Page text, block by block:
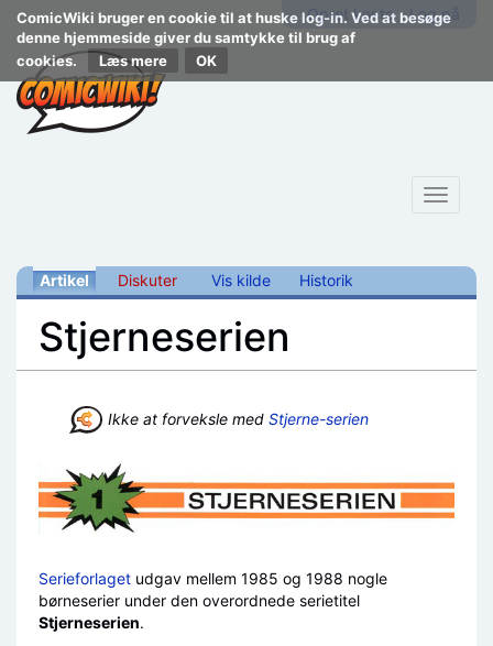
ComicWiki bruger en cookie til at huske log-in. Ved at besøge
denne hjemmeside giver du samtykke til brug af
cookies.
Læs mere
Opret konto Log på
Toggle
Artikel Diskuter Vis kilde Historik
Stjerneserien
Ikke at forveksle med Stjerne-serien
Serieforlaget udgav mellem 1985 og 1988 nogle
børneserier under den overordnede serietitel
Stjerneserien.